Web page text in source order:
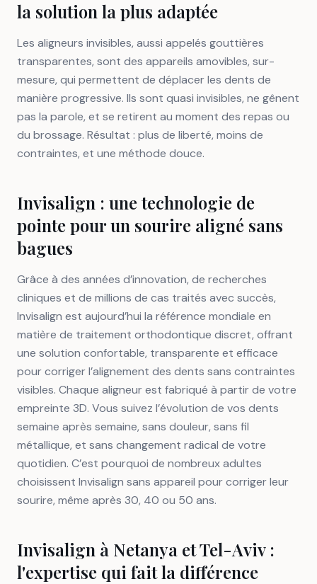
la solution la plus adaptée
Les aligneurs invisibles, aussi appelés gouttières
transparentes, sont des appareils amovibles, sur-
mesure, qui permettent de déplacer les dents de
manière progressive. Ils sont quasi invisibles, ne gênent
pas la parole, et se retirent au moment des repas ou
du brossage. Résultat : plus de liberté, moins de
contraintes, et une méthode douce.
Invisalign : une technologie de
pointe pour un sourire aligné sans
bagues
Grâce à des années d’innovation, de recherches
cliniques et de millions de cas traités avec succès,
Invisalign est aujourd’hui la référence mondiale en
matière de traitement orthodontique discret, offrant
une solution confortable, transparente et efficace
pour corriger l’alignement des dents sans contraintes
visibles. Chaque aligneur est fabriqué à partir de votre
empreinte 3D. Vous suivez l’évolution de vos dents
semaine après semaine, sans douleur, sans fil
métallique, et sans changement radical de votre
quotidien. C’est pourquoi de nombreux adultes
choisissent Invisalign sans appareil pour corriger leur
sourire, même après 30, 40 ou 50 ans.
Invisalign à Netanya et Tel-Aviv :
l'expertise qui fait la différence